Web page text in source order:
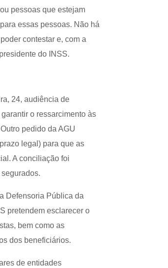
pessoas que estejam
essas pessoas. Não há
contestar e, com a
do INSS.
24, audiência de
o ressarcimento às
pedido da AGU
legal) para que as
A conciliação foi
Defensoria Pública da
pretendem esclarecer o
bem como as
dos beneficiários.
de entidades